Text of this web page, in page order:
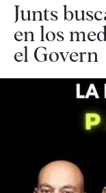
Junts
en los
el Govern